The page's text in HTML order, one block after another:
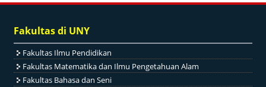
Fakultas di UNY
Fakultas Ilmu Pendidikan
Fakultas Matematika dan Ilmu Pengetahuan Alam
Fakultas Bahasa dan Seni